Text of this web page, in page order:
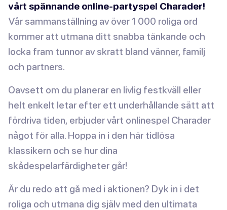
vårt spännande online-partyspel Charader!
Vår sammanställning av över 1 000 roliga ord
kommer att utmana ditt snabba tänkande och
locka fram tunnor av skratt bland vänner, familj
och partners.
Oavsett om du planerar en livlig festkväll eller
helt enkelt letar efter ett underhållande sätt att
fördriva tiden, erbjuder vårt onlinespel Charader
något för alla. Hoppa in i den här tidlösa
klassikern och se hur dina
skådespelarfärdigheter går!
Är du redo att gå med i aktionen? Dyk in i det
roliga och utmana dig själv med den ultimata